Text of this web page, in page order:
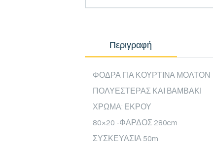
Περιγραφή
ΦΟΔΡΑ ΓΙΑ ΚΟΥΡΤΙΝΑ ΜΟΛΤΟΝ
ΠΟΛΥΕΣΤΕΡΑΣ ΚΑΙ ΒΑΜΒΑΚΙ
ΧΡΩΜΑ: ΕΚΡΟΥ
80×20 -ΦΑΡΔΟΣ 280cm
ΣΥΣΚΕΥΑΣΙΑ 50m